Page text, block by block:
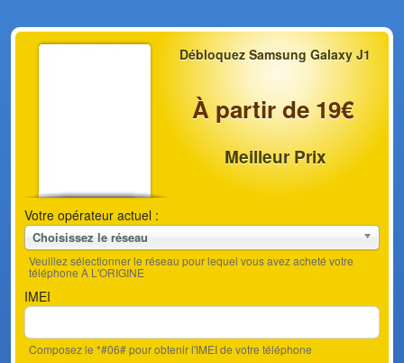
Débloquez Samsung Galaxy J1
À partir de 19€
Meilleur Prix
Votre opérateur actuel :
Choisissez le réseau
Veuillez sélectionner le réseau pour lequel vous avez acheté votre
téléphone À L'ORIGINE
IMEI
Composez le *#06# pour obtenir l'IMEI de votre téléphone